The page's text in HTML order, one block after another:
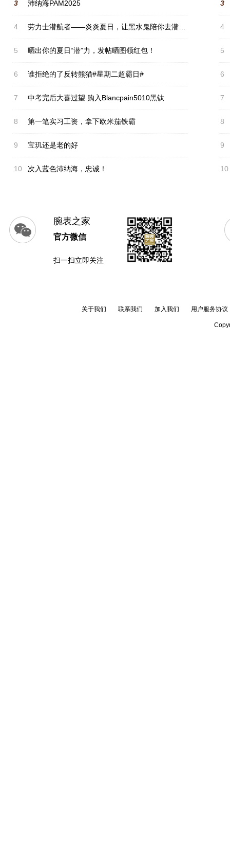
3 沛纳海PAM2025
4 劳力士潜航者——炎炎夏日，让黑水鬼陪你去潜水吧兄弟们！#晒出你的夏日“潜”力#
5 晒出你的夏日“潜”力，发帖晒图领红包！
6 谁拒绝的了反转熊猫#星期二超霸日#
7 中考完后大喜过望 购入Blancpain5010黑钛
8 第一笔实习工资，拿下欧米茄铁霸
9 宝玑还是老的好
10 次入蓝色沛纳海，忠诚！
3
4
5
6
7
8
9
10
腕表之家
官方微信
扫一扫立即关注
关于我们 联系我们 加入我们 用户服务协议